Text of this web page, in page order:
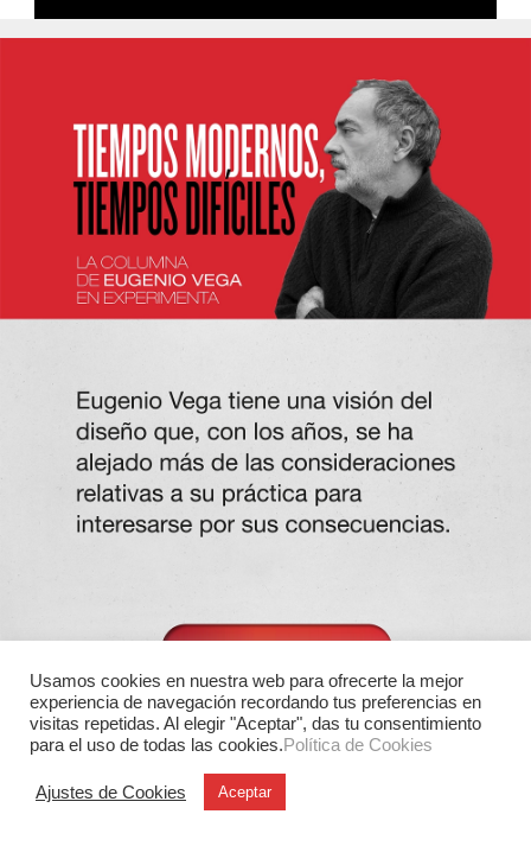
Usamos cookies en nuestra web para ofrecerte la mejor
experiencia de navegación recordando tus preferencias en
visitas repetidas. Al elegir "Aceptar", das tu consentimiento
para el uso de todas las cookies.Política de Cookies
Ajustes de Cookies Aceptar